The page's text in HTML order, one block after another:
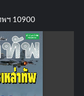
พฯ 10900